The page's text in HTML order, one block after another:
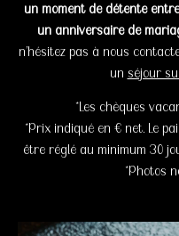
un moment de détente
un anniversaire de
n’hésitez pas à nous
un séjour
*Les chèques
*Prix indiqué en € net. Le
être réglé au minimum 30
*Photos